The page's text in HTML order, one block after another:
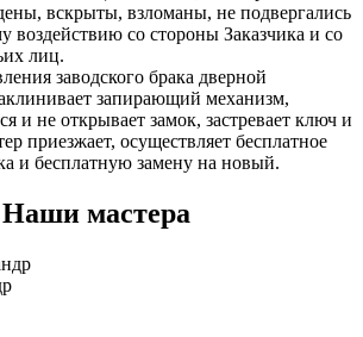
вскрыты, взломаны, не подвергались
воздействию со стороны Заказчика и со
лиц.
заводского брака дверной
запирающий механизм,
и не открывает замок, застревает ключ и
приезжает, осуществляет бесплатное
и бесплатную замену на новый.
Наши мастера